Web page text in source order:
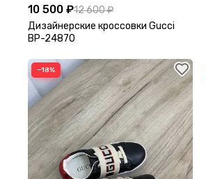
10 500 ₽12 600 ₽
Дизайнерские кроссовки Gucci
BP-24870
−18%